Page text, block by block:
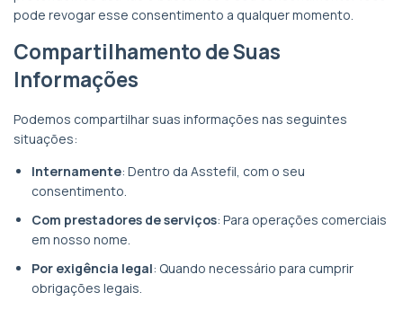
pode revogar esse consentimento a qualquer momento.
Compartilhamento de Suas
Informações
Podemos compartilhar suas informações nas seguintes
situações:
Internamente: Dentro da Asstefil, com o seu
consentimento.
Com prestadores de serviços: Para operações comerciais
em nosso nome.
Por exigência legal: Quando necessário para cumprir
obrigações legais.